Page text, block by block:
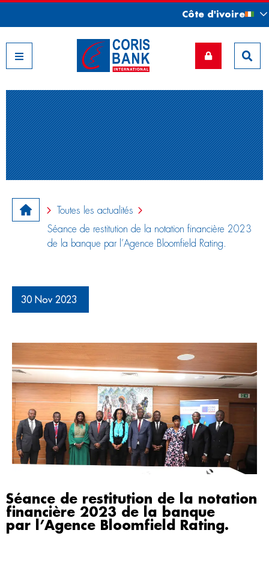
Nos filiales
Côte d'ivoire
Toutes les actualités
Séance de restitution de la notation financière 2023
de la banque par l’Agence Bloomfield Rating.
30 Nov 2023
Séance de restitution de la notation
financière 2023 de la banque
par l’Agence Bloomfield Rating.